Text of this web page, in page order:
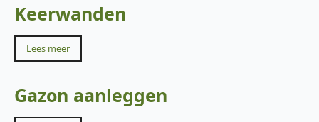
Keerwanden
Lees meer
Gazon aanleggen